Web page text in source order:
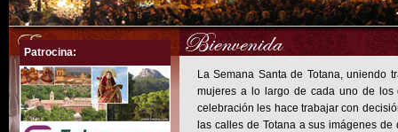
Patrocina:
La Semana Santa de Totana, uniendo
mujeres a lo largo de cada uno de los
celebración les hace trabajar con
las calles de Totana a sus imágenes